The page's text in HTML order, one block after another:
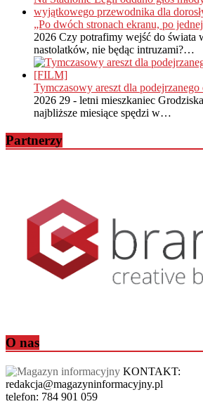
„Po dwóch stronach ekranu, po
2026 Czy potrafimy wejść do świata
nastolatków, nie będąc intruzami?…
Tymczasowy areszt dla
2026 29 - letni mieszkaniec
najbliższe miesiące spędzi w…
Partnerzy
O nas
KONTAKT:
redakcja@magazyninformacyjny.pl
telefon: 784 901 059